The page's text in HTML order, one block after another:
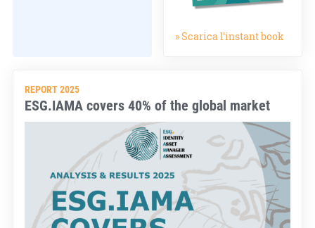
» Scarica l'instant book
REPORT 2025
ESG.IAMA covers 40% of the global market